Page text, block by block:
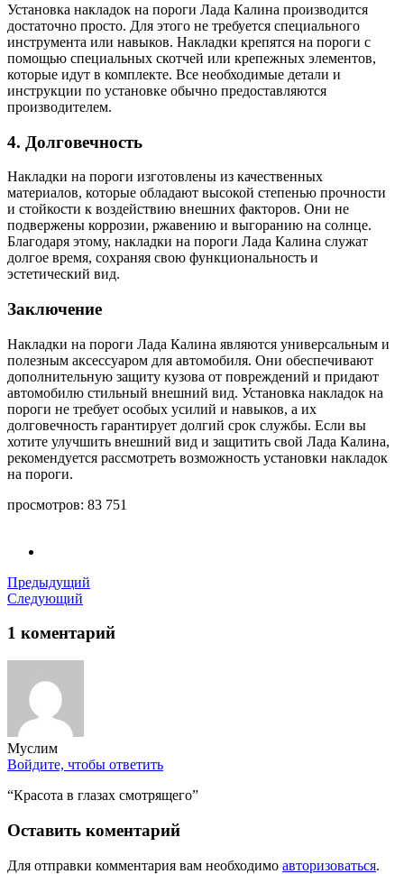
Установка накладок на пороги Лада Калина производится
достаточно просто. Для этого не требуется специального
инструмента или навыков. Накладки крепятся на пороги с
помощью специальных скотчей или крепежных элементов,
которые идут в комплекте. Все необходимые детали и
инструкции по установке обычно предоставляются
производителем.
4. Долговечность
Накладки на пороги изготовлены из качественных
материалов, которые обладают высокой степенью прочности
и стойкости к воздействию внешних факторов. Они не
подвержены коррозии, ржавению и выгоранию на солнце.
Благодаря этому, накладки на пороги Лада Калина служат
долгое время, сохраняя свою функциональность и
эстетический вид.
Заключение
Накладки на пороги Лада Калина являются универсальным и
полезным аксессуаром для автомобиля. Они обеспечивают
дополнительную защиту кузова от повреждений и придают
автомобилю стильный внешний вид. Установка накладок на
пороги не требует особых усилий и навыков, а их
долговечность гарантирует долгий срок службы. Если вы
хотите улучшить внешний вид и защитить свой Лада Калина,
рекомендуется рассмотреть возможность установки накладок
на пороги.
просмотров: 83 751
Предыдущий
Следующий
1 коментарий
Муслим
Войдите, чтобы ответить
“Красота в глазах смотрящего”
Оставить коментарий
Для отправки комментария вам необходимо авторизоваться.